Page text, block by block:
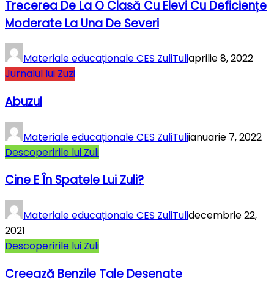
Trecerea De La O Clasă Cu Elevi Cu Deficiențe
Moderate La Una De Severi
Materiale educaționale CES ZuliTuliaprilie 8, 2022
Jurnalul lui Zuzi
Abuzul
Materiale educaționale CES ZuliTuliianuarie 7, 2022
Descoperirile lui Zuli
Cine E În Spatele Lui Zuli?
Materiale educaționale CES ZuliTulidecembrie 22,
2021
Descoperirile lui Zuli
Creează Benzile Tale Desenate